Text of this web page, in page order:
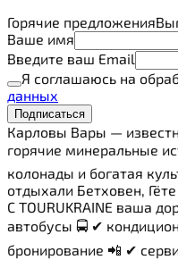
Горячие предложения
Ваше имя
Введите ваш Email
Я соглашаюсь на
данных
Подписаться
Карловы Вары —
горячие минеральные
колонады и богатая
отдыхали Бетховен,
С TOURUKRAINE ваша
автобусы 🚍 ✔
бронирование 📲 ✔